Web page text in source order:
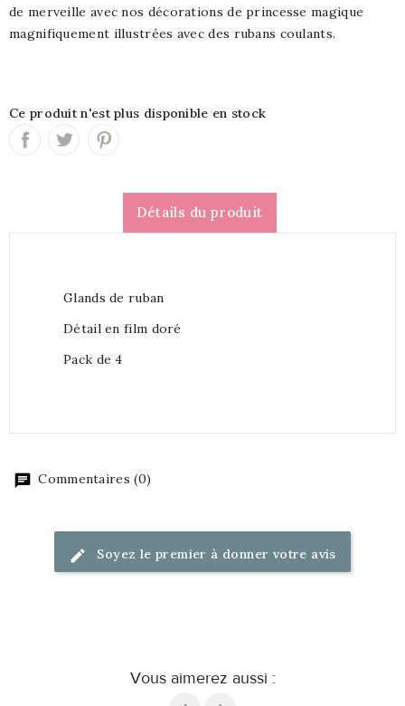
de merveille avec nos décorations de princesse magique
magnifiquement illustrées avec des rubans coulants.
Ce produit n'est plus disponible en stock
Détails du produit
Glands de ruban
Détail en film doré
Pack de 4
Commentaires (0)
Soyez le premier à donner votre avis
Vous aimerez aussi :